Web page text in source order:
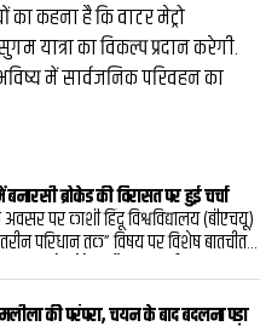
का कहना है कि वाटर मेट्रो
यात्रा का विकल्प प्रदान करेगी.
में सार्वजनिक परिवहन का
ब्रोकेड की विरासत पर हुई चर्चा
पर काशी हिंदू विश्वविद्यालय (बीएचयू)
परिधान तक” विषय पर विशेष बातचीत
तथा बदलते दौर में हथकरघा की प्रासंगिकता
संत कबीर पुरस्कार से सम्मानित बुनकर
की परंपरा, चयन के बाद बदलना पड़ा